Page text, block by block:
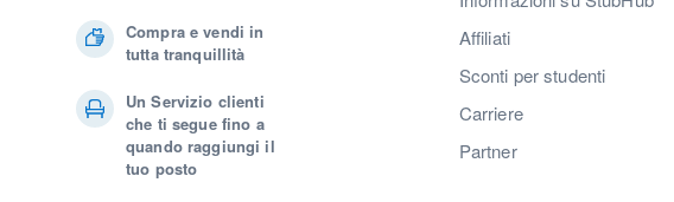
Compra e vendi in
tutta tranquillità
Un Servizio clienti
che ti segue fino a
quando raggiungi il
tuo posto
Affiliati
Sconti per studenti
Carriere
Partner